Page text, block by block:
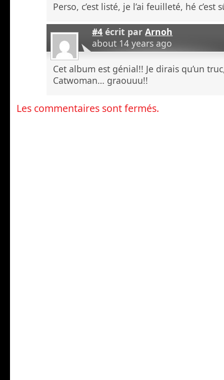
Perso, c’est listé, je l’ai feuilleté, hé
#4 écrit parArnoh
about 14 years ago
Cet album est génial!! Je dirais qu’un
Catwoman… graouuu!!
Les commentaires sont fermés.